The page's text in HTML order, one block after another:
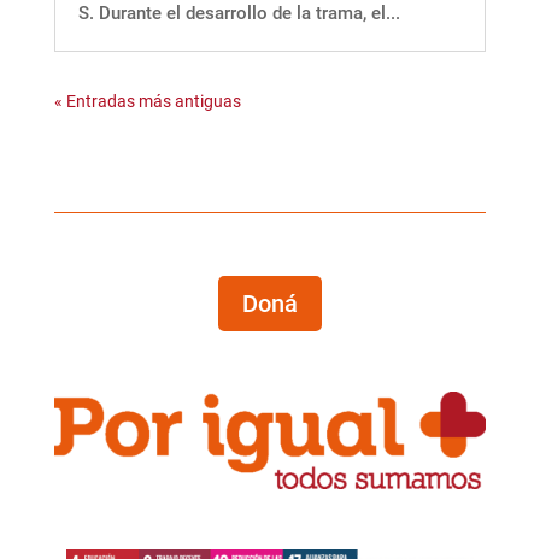
S. Durante el desarrollo de la trama, el...
« Entradas más antiguas
Doná